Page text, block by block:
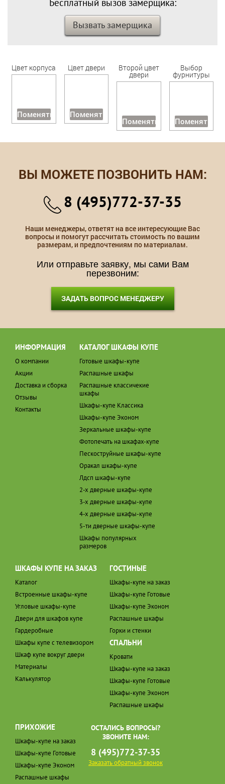
Вызвать замерщика
Цвет корпуса
Поменять
Цвет двери
Поменять
Второй цвет
двери
Поменять
Выбор
фурнитуры
Поменять
ВЫ МОЖЕТЕ ПОЗВОНИТЬ НАМ:
8 (495)772-37-35
Наши менеджеры, ответят на все интересующие Вас
вопросы и помогут рассчитать стоимость по вашим
размерам, и предпочтениям по материалам.
Или отправьте заявку, мы сами Вам
перезвоним:
ЗАДАТЬ ВОПРОС МЕНЕДЖЕРУ
ИНФОРМАЦИЯ
О компании
Акции
Доставка и сборка
Отзывы
Контакты
КАТАЛОГ ШКАФЫ КУПЕ
Готовые шкафы-купе
Распашные шкафы
Распашные классичекие
шкафы
Шкафы-купе Классика
Шкафы-купе Эконом
Зеркальные шкафы-купе
Фотопечать на шкафах-купе
Пескоструйные шкафы-купе
Оракал шкафы-купе
Лдсп шкафы-купе
2-х дверные шкафы-купе
3-х дверные шкафы-купе
4-х дверные шкафы-купе
5-ти дверные шкафы-купе
Шкафы популярных
размеров
ШКАФЫ КУПЕ НА ЗАКАЗ
Каталог
Встроенные шкафы-купе
Угловые шкафы-купе
Двери для шкафов купе
Гардеробные
Шкафы купе с телевизором
Шкаф купе вокруг двери
Материалы
Калькулятор
ГОСТИНЫЕ
Шкафы-купе на заказ
Шкафы-купе Готовые
Шкафы-купе Эконом
Распашные шкафы
Горки и стенки
СПАЛЬНИ
Кровати
Шкафы-купе на заказ
Шкафы-купе Готовые
Шкафы-купе Эконом
Распашные шкафы
ПРИХОЖИЕ
Шкафы-купе на заказ
Шкафы-купе Готовые
Шкафы-купе Эконом
Распашные шкафы
ОСТАЛИСЬ ВОПРОСЫ?
ЗВОНИТЕ НАМ:
8 (495)772-37-35
Заказать обратный звонок